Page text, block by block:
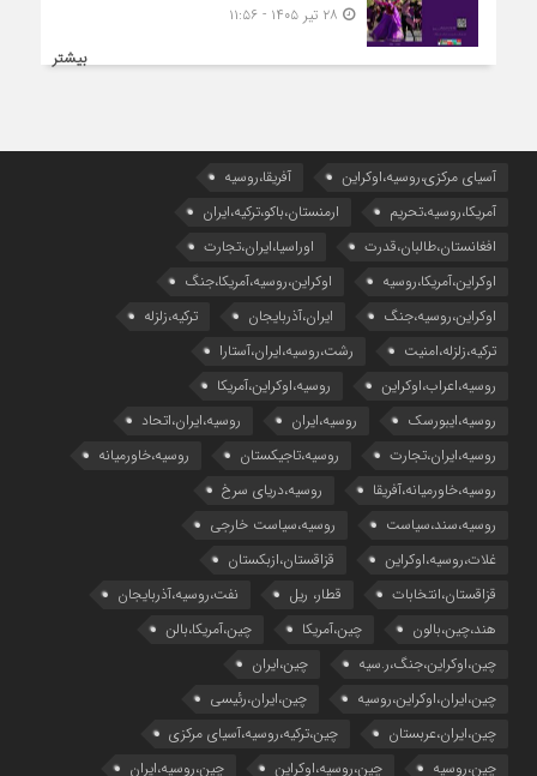
بیشتر
آسیای مرکزی،روسیه،اوکراین
آفریقا،روسیه
آمریکا،روسیه،تحریم
ارمنستان،باکو،ترکیه،ایران
افغانستان،طالبان،قدرت
اوراسیا،ایران،تجارت
اوکراین،آمریکا،روسیه
اوکراین،روسیه،آمریکا،جنگ
اوکراین،روسیه،جنگ
ایران،آذربایجان
ترکیه،زلزله
ترکیه،زلزله،امنیت
رشت،روسیه،ایران،آستارا
روسیه،اعراب،اوکراین
روسیه،اوکراین،آمریکا
روسیه،ایبورسک
روسیه،ایران
روسیه،ایران،اتحاد
روسیه،ایران،تجارت
روسیه،تاجیکستان
روسیه،خاورمیانه
روسیه،خاورمیانه،آفریقا
روسیه،دریای سرخ
روسیه،سند،سیاست
روسیه،سیاست خارجی
غلات،روسیه،اوکراین
قزاقستان،ازبکستان
قزاقستان،انتخابات
قطار، ریل
نفت،روسیه،آذربایجان
هند،چین،بالون
چین،آمریکا
چین،آمریکا،بالن
چین،اوکراین،جنگ،ر.سیه
چین،ایران
چین،ایران،اوکراین،روسیه
چین،ایران،رئیسی
چین،ایران،عربستان
چین،ترکیه،روسیه،آسیای مرکزی
چین،روسیه
چین،روسیه،اوکراین چین،روسیه،ایران